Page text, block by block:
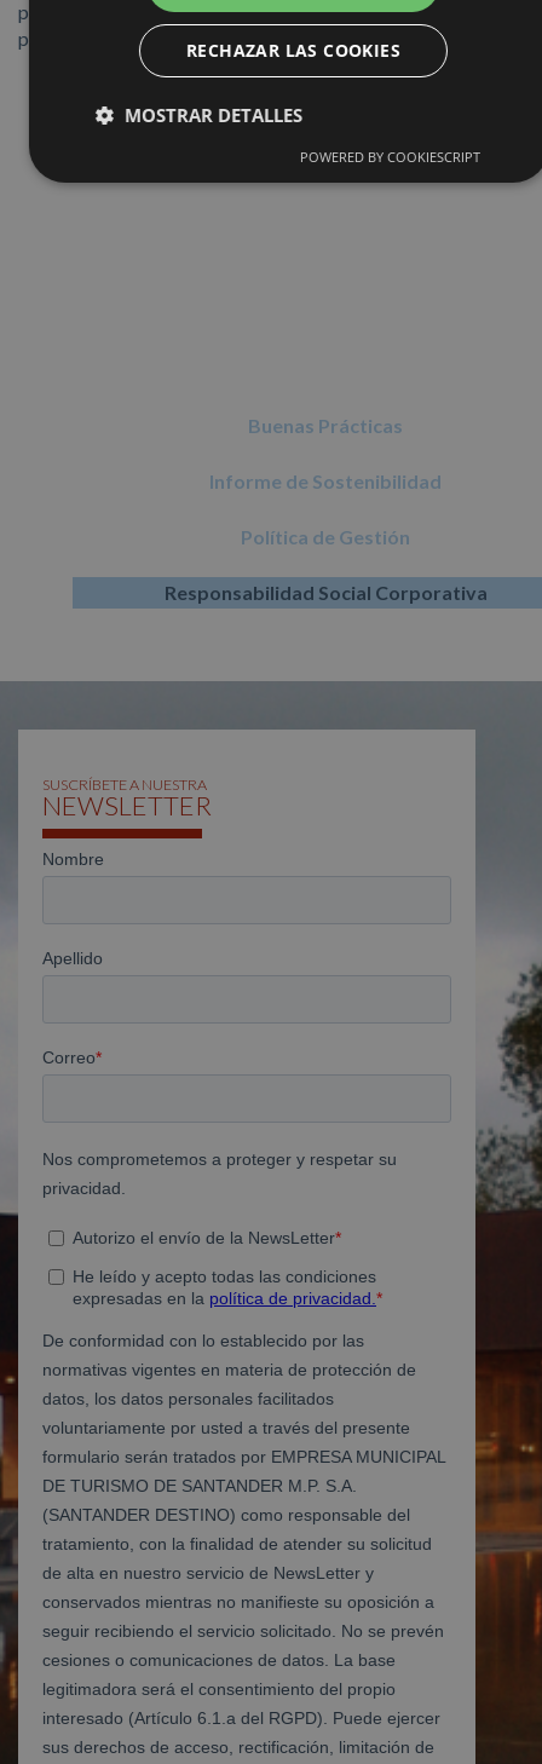
para bicicletas y accesibilidad al recinto mediante transporte
público.
Buenas Prácticas
Informe de Sostenibilidad
Política de Gestión
Responsabilidad Social Corporativa
SUSCRÍBETE A NUESTRA
NEWSLETTER
RECHAZAR LAS COOKIES
MOSTRAR DETALLES
POWERED BY COOKIESCRIPT